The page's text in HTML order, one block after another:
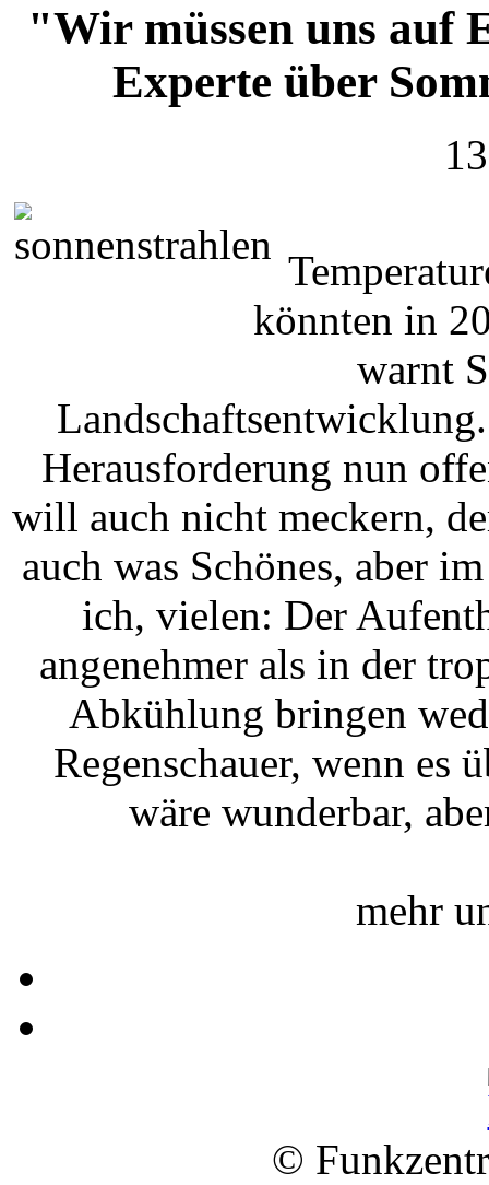
"Wir müssen uns auf
Experte über
könnten in
warnt
Herausforderung nun
will auch nicht meckern,
auch was Schönes, aber
ich, vielen: Der
angenehmer als in der
Abkühlung bringen
Regenschauer, wenn es
wäre wunderbar,
mehr
©